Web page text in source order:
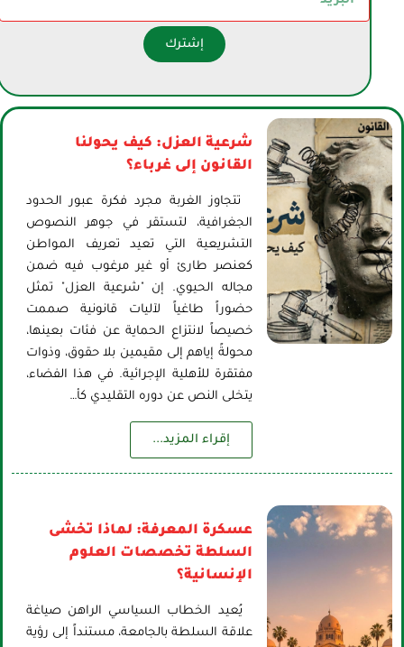
إشترك
شرعية العزل: كيف يحولنا
القانون إلى غرباء؟
تتجاوز الغربة مجرد فكرة عبور الحدود
الجغرافية، لتستقر في جوهر النصوص
التشريعية التي تعيد تعريف المواطن
كعنصر طارئ أو غير مرغوب فيه ضمن
مجاله الحيوي. إن "شرعية العزل" تمثل
حضوراً طاغياً لآليات قانونية صممت
خصيصاً لانتزاع الحماية عن فئات بعينها،
محولةً إياهم إلى مقيمين بلا حقوق، وذوات
مفتقرة للأهلية الإجرائية. في هذا الفضاء،
يتخلى النص عن دوره التقليدي كأ…
إقراء المزيد...
عسكرة المعرفة: لماذا تخشى
السلطة تخصصات العلوم
الإنسانية؟
يُعيد الخطاب السياسي الراهن صياغة
علاقة السلطة بالجامعة، مستنداً إلى رؤية